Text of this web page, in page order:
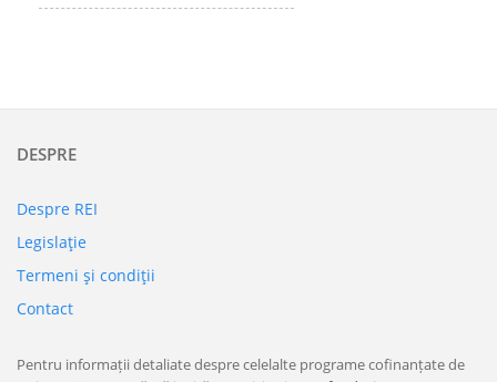
DESPRE
Despre REI
Legislaţie
Termeni şi condiţii
Contact
Pentru informații detaliate despre celelalte programe cofinanțate de